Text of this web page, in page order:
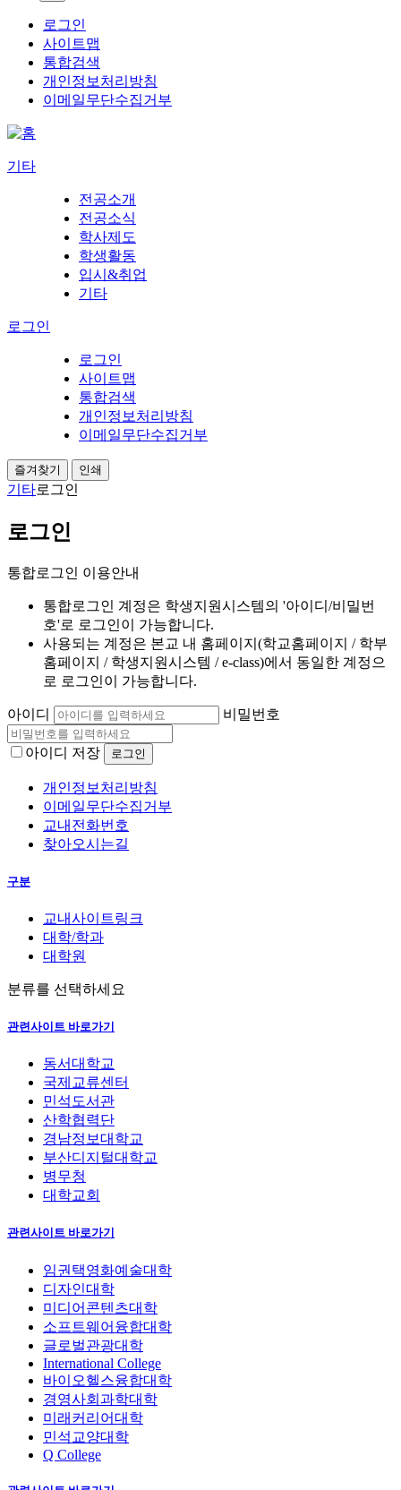
로그인
사이트맵
통합검색
개인정보처리방침
이메일무단수집거부
기타
전공소개
전공소식
학사제도
학생활동
입시&취업
기타
로그인
로그인
사이트맵
통합검색
개인정보처리방침
이메일무단수집거부
즐겨찾기 인쇄
기타로그인
로그인
통합로그인 이용안내
통합로그인 계정은 학생지원시스템의 '아이디/비밀번
호'로 로그인이 가능합니다.
사용되는 계정은 본교 내 홈페이지(학교홈페이지 / 학부
홈페이지 / 학생지원시스템 / e-class)에서 동일한 계정으
로 로그인이 가능합니다.
아이디 비밀번호
아이디 저장
개인정보처리방침
이메일무단수집거부
교내전화번호
찾아오시는길
구분
교내사이트링크
대학/학과
대학원
분류를 선택하세요
관련사이트 바로가기
동서대학교
국제교류센터
민석도서관
산학협력단
경남정보대학교
부산디지털대학교
병무청
대학교회
관련사이트 바로가기
임권택영화예술대학
디자인대학
미디어콘텐츠대학
소프트웨어융합대학
글로벌관광대학
International College
바이오헬스융합대학
경영사회과학대학
미래커리어대학
민석교양대학
Q College